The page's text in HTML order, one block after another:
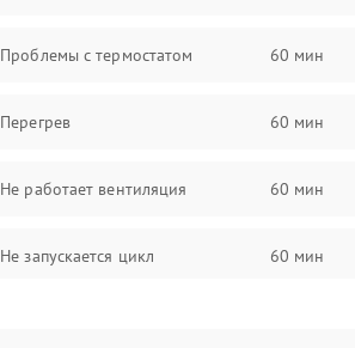
Проблемы с термостатом 60 мин
Перегрев 60 мин
Не работает вентиляция 60 мин
Не запускается цикл 60 мин